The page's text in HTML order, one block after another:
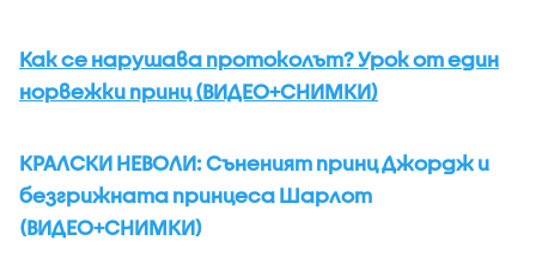
Как се нарушава протоколът? Урок от един
норвежки принц (ВИДЕО+СНИМКИ)
КРАЛСКИ НЕВОЛИ: Съненият принц Джордж и
безгрижната принцеса Шарлот
(ВИДЕО+СНИМКИ)